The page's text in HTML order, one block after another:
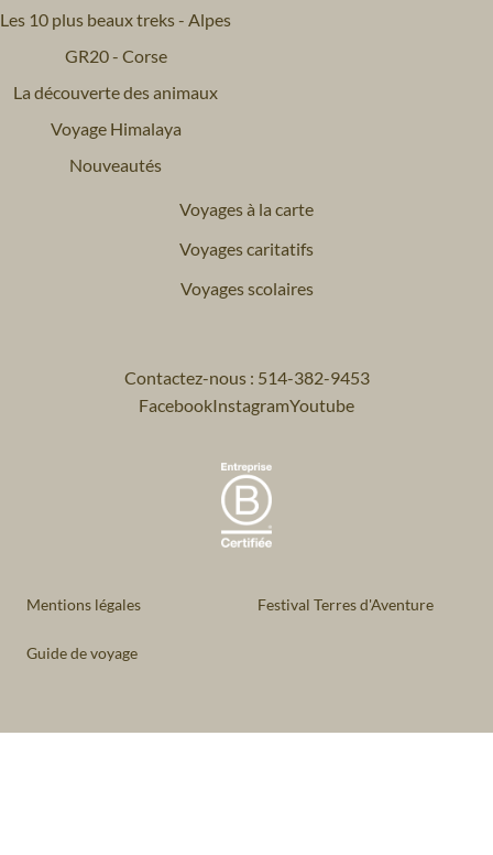
Les 10 plus beaux treks - Alpes
GR20 - Corse
La découverte des animaux
Voyage Himalaya
Nouveautés
Voyages à la carte
Voyages caritatifs
Voyages scolaires
Contactez-nous : 514-382-9453
FacebookInstagramYoutube
Mentions légales Festival Terres d'Aventure
Guide de voyage